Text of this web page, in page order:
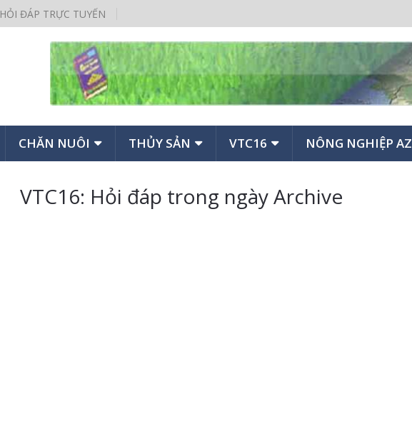
HỎI ĐÁP TRỰC TUYẾN
CHĂN NUÔI THỦY SẢN VTC16 NÔNG NGHIỆP AZ
VTC16: Hỏi đáp trong ngày Archive